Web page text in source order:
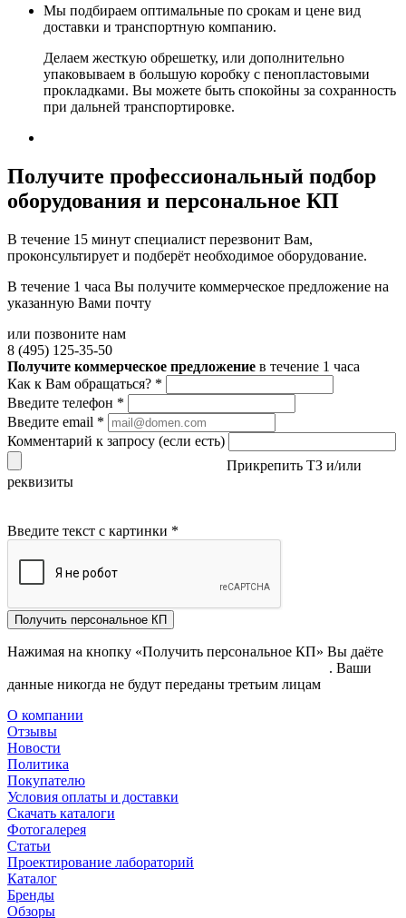
Мы подбираем оптимальные по срокам и цене вид
доставки и транспортную компанию.
Делаем жесткую обрешетку, или дополнительно
упаковываем в большую коробку с пенопластовыми
прокладками. Вы можете быть спокойны за сохранность
при дальней транспортировке.
Получите профессиональный подбор
оборудования и персональное КП
В течение 15 минут специалист перезвонит Вам,
проконсультирует и подберёт необходимое оборудование.
В течение 1 часа Вы получите коммерческое предложение на
указанную Вами почту
или позвоните нам
8 (495) 125-35-50
Получите коммерческое предложение в течение 1 часа
Как к Вам обращаться? *
Введите телефон *
Введите email *
Комментарий к запросу (если есть)
Прикрепить ТЗ и/или
реквизиты
Введите текст с картинки *
Получить персональное КП
Нажимая на кнопку «Получить персональное КП» Вы даёте
. Ваши
данные никогда не будут переданы третьим лицам
О компании
Отзывы
Новости
Политика
Покупателю
Условия оплаты и доставки
Скачать каталоги
Фотогалерея
Статьи
Проектирование лабораторий
Каталог
Бренды
Обзоры